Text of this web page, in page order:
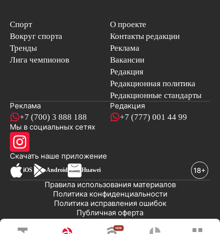
Спорт
Вокруг спорта
Тренды
Лига чемпионов
О проекте
Контакты редакции
Реклама
Вакансии
Редакция
Редакционная политика
Редакционные стандарты
Реклама
+7 (700) 3 888 188
Редакция
+7 (777) 001 44 99
Мы в социальных сетях
Скачать наше приложениеновостей
iOS Android Huawei
Публичная оферта
Политика исправления ошибок
Политика конфиденциальности
Правила использования материалов